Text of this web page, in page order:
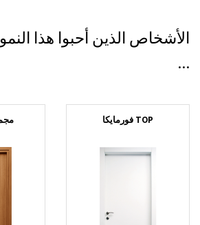
الأشخاص الذين أحبوا هذا
...
TOP فورمايكا